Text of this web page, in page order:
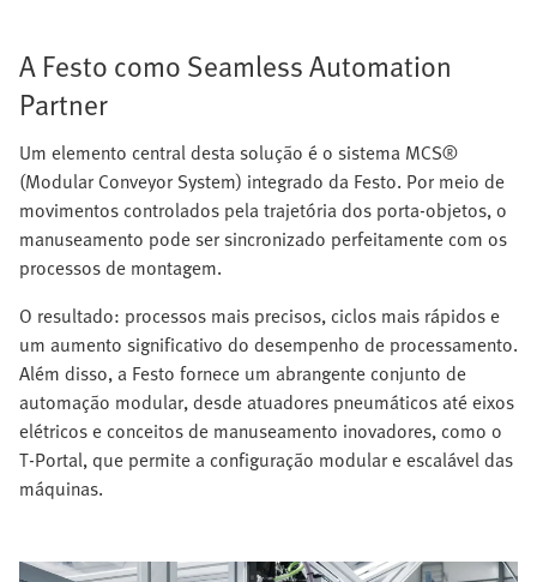
A Festo como Seamless Automation
Partner
Um elemento central desta solução é o sistema MCS®
(Modular Conveyor System) integrado da Festo. Por meio de
movimentos controlados pela trajetória dos porta-objetos, o
manuseamento pode ser sincronizado perfeitamente com os
processos de montagem.
O resultado: processos mais precisos, ciclos mais rápidos e
um aumento significativo do desempenho de processamento.
Além disso, a Festo fornece um abrangente conjunto de
automação modular, desde atuadores pneumáticos até eixos
elétricos e conceitos de manuseamento inovadores, como o
T-Portal, que permite a configuração modular e escalável das
máquinas.